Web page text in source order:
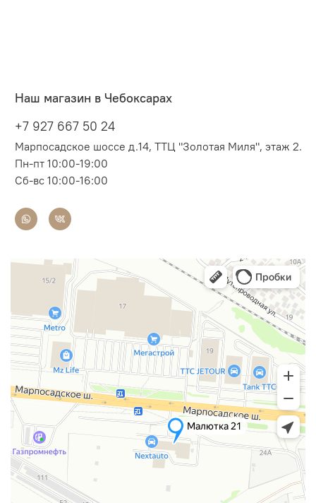
Наш магазин в Чебоксарах
+7 927 667 50 24
Марпосадское шоссе д.14, ТТЦ "Золотая Миля", этаж 2.
Пн-пт 10:00-19:00
Сб-вс 10:00-16:00